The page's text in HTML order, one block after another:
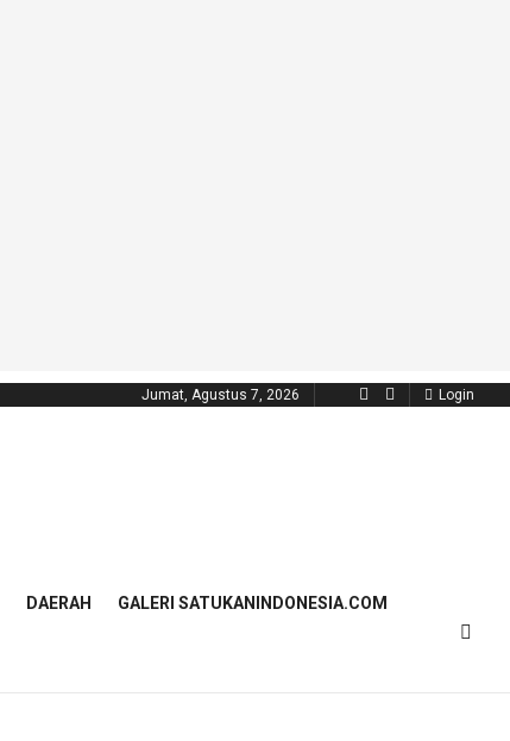
Jumat, Agustus 7, 2026 Login
DAERAH GALERI SATUKANINDONESIA.COM